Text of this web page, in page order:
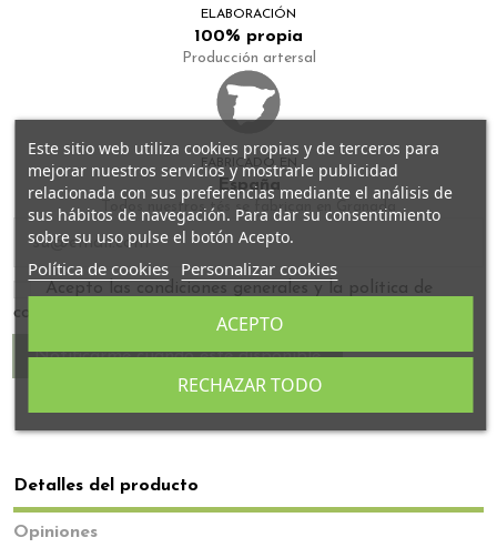
ELABORACIÓN
100% propia
Producción artersal
FABRICADO EN
España
Todos nuestros tés se fabrican en Granada
Acepto las condiciones generales y la política de
confidencialidad
Detalles del producto
Opiniones
Este sitio web utiliza cookies propias y de terceros para
mejorar nuestros servicios y mostrarle publicidad
relacionada con sus preferencias mediante el análisis de
sus hábitos de navegación. Para dar su consentimiento
sobre su uso pulse el botón Acepto.
Política de cookies Personalizar cookies
RECHAZAR TODO
ACEPTO